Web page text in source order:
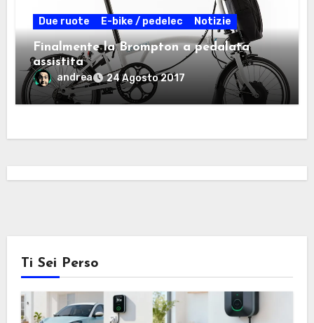
Due ruote E-bike / pedelec Notizie
Finalmente la Brompton a pedalata
assistita
andrea 24 Agosto 2017
Ti Sei Perso